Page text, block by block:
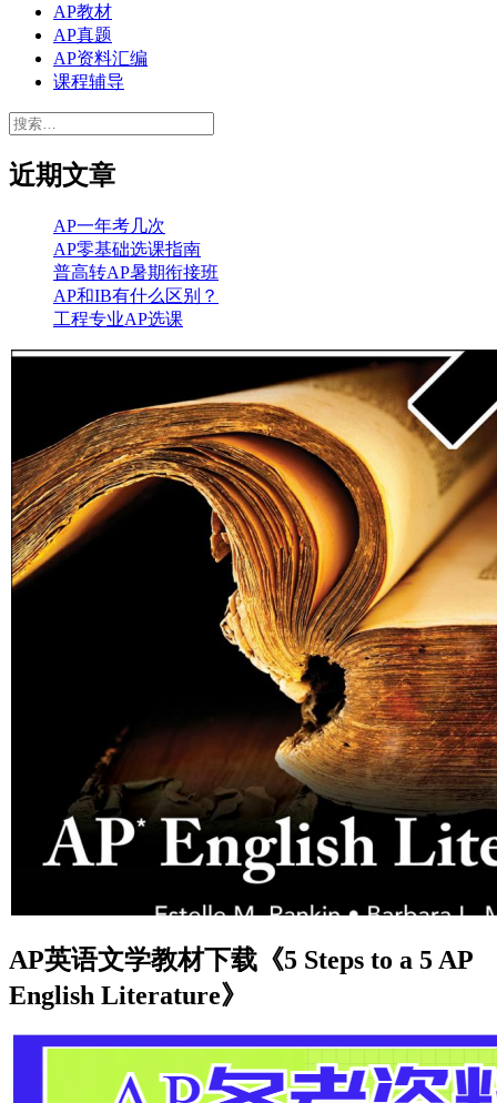
AP教材
AP真题
AP资料汇编
课程辅导
搜
近期文章
AP一年考几次
AP零基础选课指南
普高转AP暑期衔接班
AP和IB有什么区别？
工程专业AP选课
AP英语文学教材下载《5 Steps to a 5 AP
English Literature》